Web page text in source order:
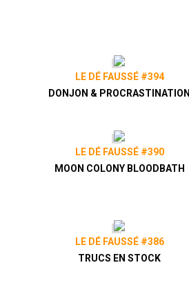
LE DÉ FAUSSÉ #394
DONJON & PROCRASTINATION
LE DÉ FAUSSÉ #390
MOON COLONY BLOODBATH
LE DÉ FAUSSÉ #386
TRUCS EN STOCK